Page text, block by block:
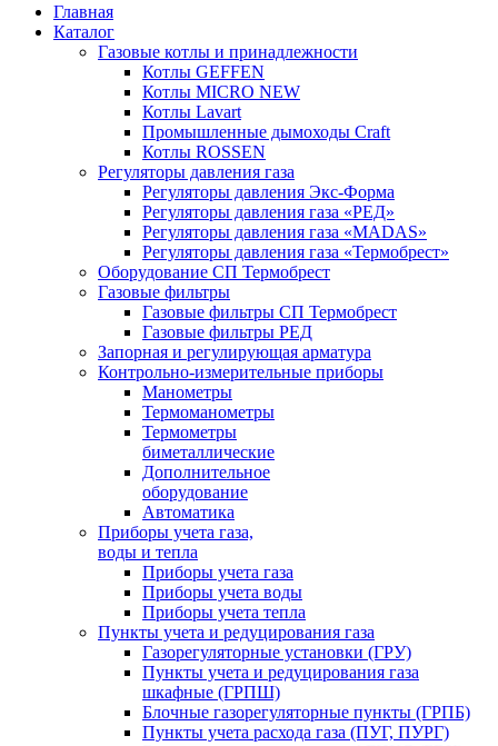
Главная
Каталог
Газовые котлы и принадлежности
Котлы GEFFEN
Котлы MICRO NEW
Котлы Lavart
Промышленные дымоходы Craft
Котлы ROSSEN
Регуляторы давления газа
Регуляторы давления Экс-Форма
Регуляторы давления газа «РЕД»
Регуляторы давления газа «MADAS»
Регуляторы давления газа «Термобрест»
Оборудование СП Термобрест
Газовые фильтры
Газовые фильтры СП Термобрест
Газовые фильтры РЕД
Запорная и регулирующая арматура
Контрольно-измерительные приборы
Манометры
Термоманометры
Термометры
биметаллические
Дополнительное
оборудование
Автоматика
Приборы учета газа,
воды и тепла
Приборы учета газа
Приборы учета воды
Приборы учета тепла
Пункты учета и редуцирования газа
Газорегуляторные установки (ГРУ)
Пункты учета и редуцирования газа
шкафные (ГРПШ)
Блочные газорегуляторные пункты (ГРПБ)
Пункты учета расхода газа (ПУГ, ПУРГ)